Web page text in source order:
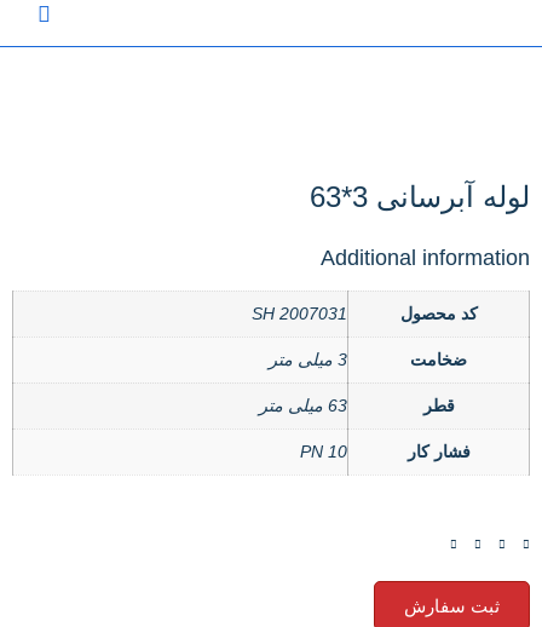
لوله آبرسانی 3*63
Additional information
کد محصول SH 2007031
ضخامت 3 میلی متر
قطر 63 میلی متر
فشار کار PN 10
ثبت سفارش